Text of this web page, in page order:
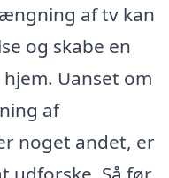
af tv kan
og skabe en
Uanset om
af
noget andet, er